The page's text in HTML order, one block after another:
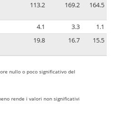
113.2 169.2 164.5
4.1 3.3
1.1
19.8 16.7 15.5
nullo o poco significativo del
rende i valori non significativi